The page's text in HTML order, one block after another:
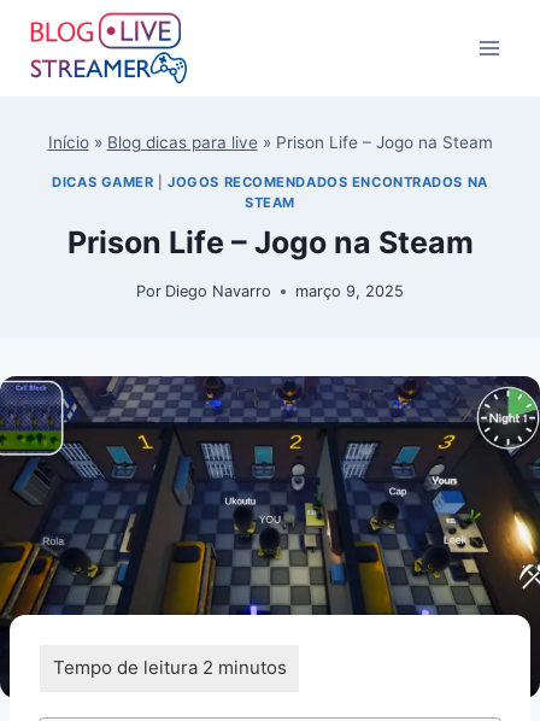
Início» Blog dicas para live » Prison Life – Jogo na Steam
DICAS GAMER |JOGOS RECOMENDADOS ENCONTRADOS NA
STEAM
Prison Life – Jogo na Steam
Por Diego Navarro março 9, 2025